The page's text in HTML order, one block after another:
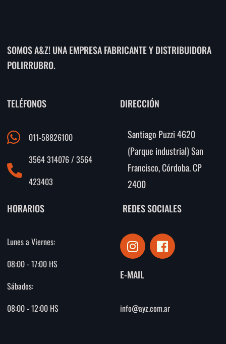
SOMOS A&Z! UNA EMPRESA FABRICANTE Y DISTRIBUIDORA
POLIRRUBRO.
TELÉFONOS
011-58826100
3564 314076 / 3564
423403
DIRECCIÓN
Santiago Puzzi 4620
(Parque industrial) San
Francisco, Córdoba. CP
2400
HORARIOS
Lunes a Viernes:
08:00 - 17:00 HS
Sábados:
08:00 - 12:00 HS
REDES SOCIALES
I
n
s
t
g
r
F
a
c
o
o
E-MAIL
info@ayz.com.ar